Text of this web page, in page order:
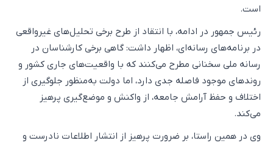
است.
رئیس جمهور در ادامه، با انتقاد از طرح برخی تحلیل‌های غیرواقعی
در برنامه‌های رسانه‌ای، اظهار داشت: گاهی برخی کارشناسان در
رسانه ملی سخنانی مطرح می‌کنند که با واقعیت‌های جاری کشور و
روندهای موجود فاصله جدی دارد، اما دولت به‌منظور جلوگیری از
اختلاف و حفظ آرامش جامعه، از واکنش و موضع‌گیری پرهیز
می‌کند.
وی در همین راستا، بر ضرورت پرهیز از انتشار اطلاعات نادرست و